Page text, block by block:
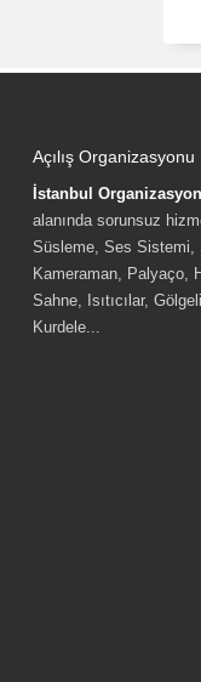
Açılış Organizasyonu
İstanbul Organizasyon
alanında sorunsuz
Süsleme, Ses Sistemi,
Kameraman, Palyaço,
Sahne, Isıtıcılar,
Kurdele...